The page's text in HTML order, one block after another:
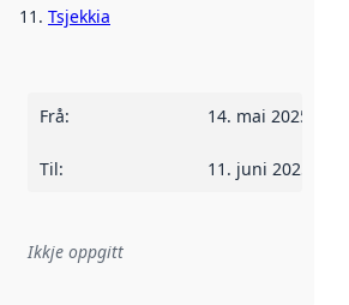
Tsjekkia
Frå: 14. mai 2025
Til: 11. juni 2025
til ei implementeringsregel eller
Ikkje oppgitt